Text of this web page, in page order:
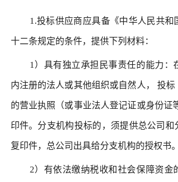
1.投标供应商应具备《中华人民共和
十二条规定的条件，提供下列材料：
1）具有独立承担民事责任的能力：
内注册的法人或其他组织或自然人， 投
的营业执照（或事业法人登记证或身份证
印件。分支机构投标的，须提供总公司和
复印件，总公司出具给分支机构的授权书。
2）有依法缴纳税收和社会保障资金